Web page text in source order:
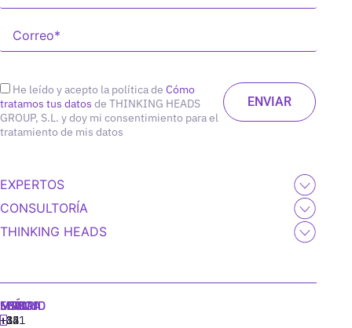
He leído y acepto la política de Cómo
tratamos tus datos de THINKING HEADS
GROUP, S.L. y doy mi consentimiento para el
tratamiento de mis datos
EXPERTOS
CONSULTORÍA
THINKING HEADS
MADRID
+34
MIAMI
+1
SEÚL
+82
LISBOA
‪+351